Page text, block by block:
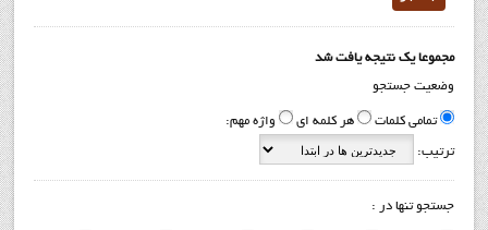
مجموعا یک نتیجه یافت شد
وضعیت جستجو
تمامی کلمات هر کلمه ای واژه مهم:
ترتیب:
جستجو تنها در :